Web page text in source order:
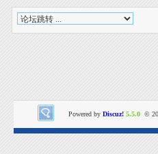
Powered by Discuz! 5.5.0 ©